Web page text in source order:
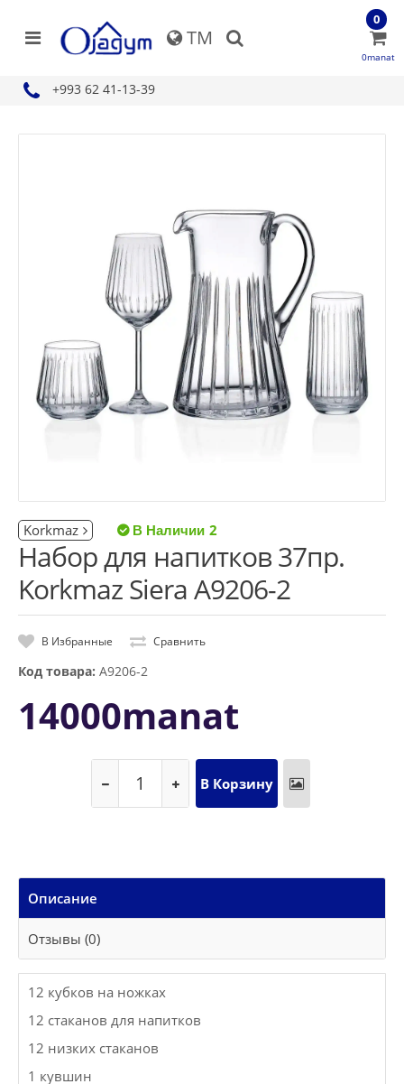
TM
+993 62 41-13-39
0
0manat
Korkmaz 2
Набор для напитков 37пр.
Korkmaz Siera A9206-2
В Избранные Сравнить
Код товара: A9206-2
14000manat
Описание
Отзывы (0)
12 кубков на ножках
12 стаканов для напитков
12 низких стаканов
1 кувшин